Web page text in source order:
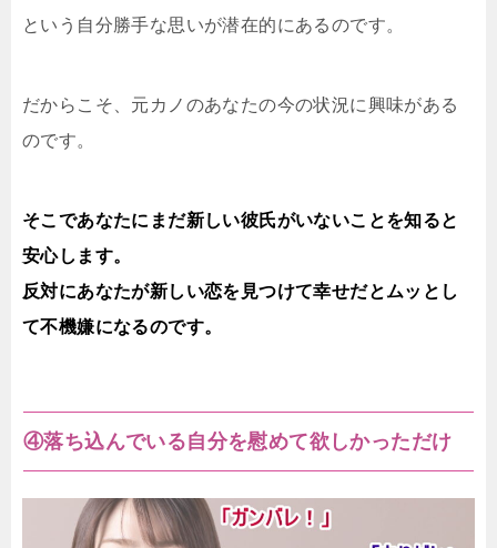
という自分勝手な思いが潜在的にあるのです。
だからこそ、元カノのあなたの今の状況に興味がある
のです。
そこであなたにまだ新しい彼氏がいないことを知ると
安心します。
反対にあなたが新しい恋を見つけて幸せだとムッとし
て不機嫌になるのです。
④落ち込んでいる自分を慰めて欲しかっただけ